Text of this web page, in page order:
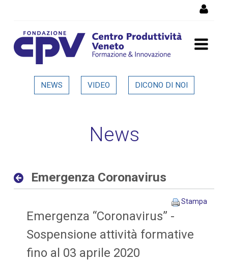
Emergenza Coronavirus -
NEWS VIDEO DICONO DI NOI
News
Emergenza Coronavirus
Stampa
Emergenza “Coronavirus” -
Sospensione attività formative
fino al 03 aprile 2020